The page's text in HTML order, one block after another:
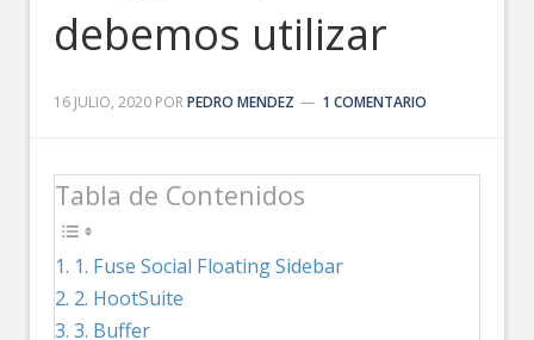
debemos utilizar
16 JULIO, 2020 PORPEDRO MENDEZ 1 COMENTARIO
Tabla de Contenidos
1. Fuse Social Floating Sidebar
2. HootSuite
3. Buffer